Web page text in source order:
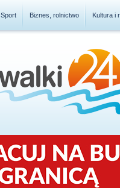
Sport Biznes, rolnictwo Kultura i